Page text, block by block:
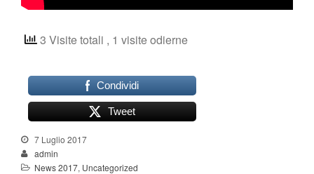
3 Visite totali , 1 visite odierne
Condividi
Tweet
7 Luglio 2017
admin
News 2017, Uncategorized